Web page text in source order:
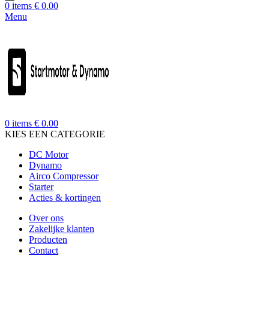
0 items € 0.00
Menu
0 items € 0.00
KIES EEN CATEGORIE
DC Motor
Dynamo
Airco Compressor
Starter
Acties & kortingen
Over ons
Zakelijke klanten
Producten
Contact